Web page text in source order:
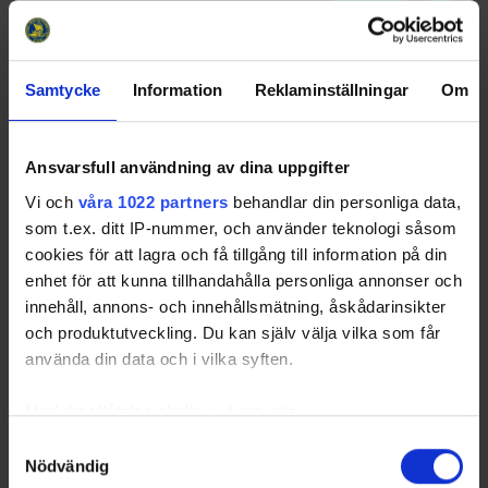
Samtycke Information Reklaminställningar Om
Ansvarsfull användning av dina uppgifter
Vi och våra 1022 partners behandlar din personliga data,
som t.ex. ditt IP-nummer, och använder teknologi såsom
cookies för att lagra och få tillgång till information på din
enhet för att kunna tillhandahålla personliga annonser och
innehåll, annons- och innehållsmätning, åskådarinsikter
och produktutveckling. Du kan själv välja vilka som får
använda din data och i vilka syften.
Med din tillåtelse skulle vi även vilja:
som kan ha en noggrannhet på upp till flera meter
Nödvändig